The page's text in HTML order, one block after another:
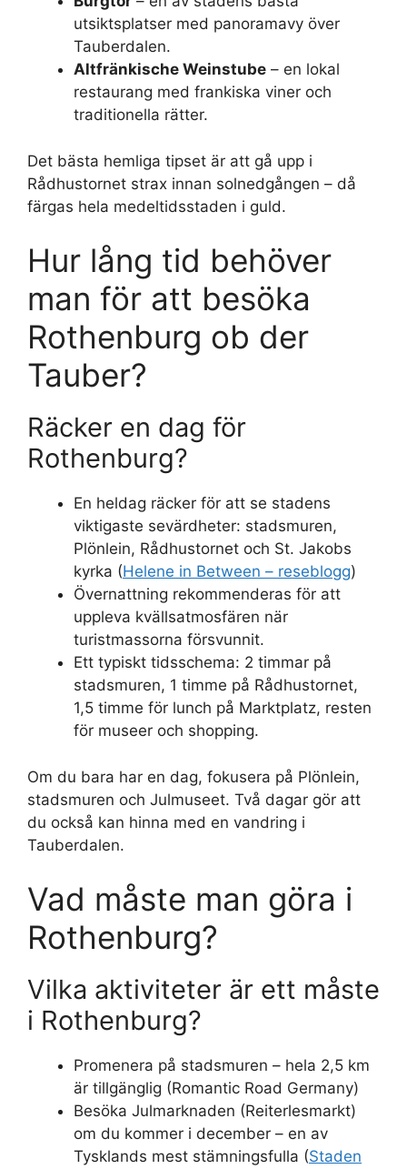
utsiktsplatser med panoramavy över
Tauberdalen.
Altfränkische Weinstube – en lokal
restaurang med frankiska viner och
traditionella rätter.
Det bästa hemliga tipset är att gå upp i
Rådhustornet strax innan solnedgången – då
färgas hela medeltidsstaden i guld.
Hur lång tid behöver
man för att besöka
Rothenburg ob der
Tauber?
Räcker en dag för
Rothenburg?
En heldag räcker för att se stadens
viktigaste sevärdheter: stadsmuren,
Plönlein, Rådhustornet och St. Jakobs
kyrka (Helene in Between – reseblogg)
Övernattning rekommenderas för att
uppleva kvällsatmosfären när
turistmassorna försvunnit.
Ett typiskt tidsschema: 2 timmar på
stadsmuren, 1 timme på Rådhustornet,
1,5 timme för lunch på Marktplatz, resten
för museer och shopping.
Om du bara har en dag, fokusera på Plönlein,
stadsmuren och Julmuseet. Två dagar gör att
du också kan hinna med en vandring i
Tauberdalen.
Vad måste man göra i
Rothenburg?
Vilka aktiviteter är ett måste
i Rothenburg?
Promenera på stadsmuren – hela 2,5 km
är tillgänglig (Romantic Road Germany)
Besöka Julmarknaden (Reiterlesmarkt)
om du kommer i december – en av
Tysklands mest stämningsfulla (Staden